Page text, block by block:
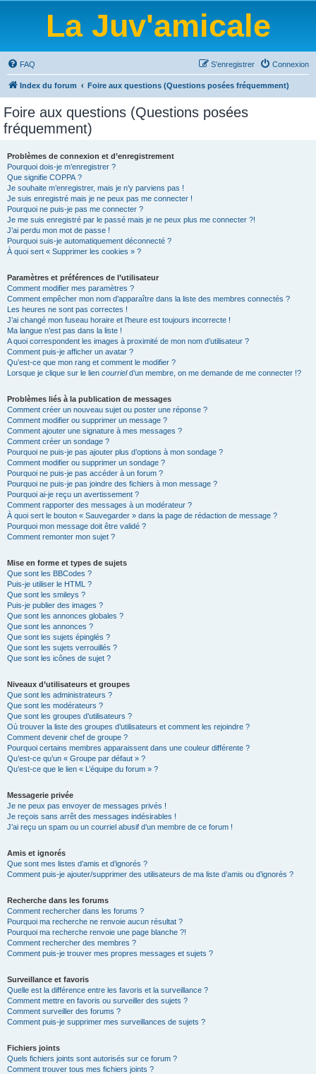
La Juv'amicale
FAQ Connexion
S’enregistrer
Index du forum Foire aux questions (Questions posées fréquemment)
Foire aux questions (Questions posées
fréquemment)
Problèmes de connexion et d’enregistrement
Pourquoi dois-je m’enregistrer ?
Que signifie COPPA ?
Je souhaite m’enregistrer, mais je n’y parviens pas !
Je suis enregistré mais je ne peux pas me connecter !
Pourquoi ne puis-je pas me connecter ?
Je me suis enregistré par le passé mais je ne peux plus me connecter ?!
J’ai perdu mon mot de passe !
Pourquoi suis-je automatiquement déconnecté ?
À quoi sert « Supprimer les cookies » ?
Paramètres et préférences de l’utilisateur
Comment modifier mes paramètres ?
Comment empêcher mon nom d’apparaître dans la liste des membres connectés ?
Les heures ne sont pas correctes !
J’ai changé mon fuseau horaire et l’heure est toujours incorrecte !
Ma langue n’est pas dans la liste !
A quoi correspondent les images à proximité de mon nom d’utilisateur ?
Comment puis-je afficher un avatar ?
Qu’est-ce que mon rang et comment le modifier ?
Lorsque je clique sur le lien courrield’un membre, on me demande de me connecter !?
Problèmes liés à la publication de messages
Comment créer un nouveau sujet ou poster une réponse ?
Comment modifier ou supprimer un message ?
Comment ajouter une signature à mes messages ?
Comment créer un sondage ?
Pourquoi ne puis-je pas ajouter plus d’options à mon sondage ?
Comment modifier ou supprimer un sondage ?
Pourquoi ne puis-je pas accéder à un forum ?
Pourquoi ne puis-je pas joindre des fichiers à mon message ?
Pourquoi ai-je reçu un avertissement ?
Comment rapporter des messages à un modérateur ?
À quoi sert le bouton « Sauvegarder » dans la page de rédaction de message ?
Pourquoi mon message doit être validé ?
Comment remonter mon sujet ?
Mise en forme et types de sujets
Que sont les BBCodes ?
Puis-je utiliser le HTML ?
Que sont les smileys ?
Puis-je publier des images ?
Que sont les annonces globales ?
Que sont les annonces ?
Que sont les sujets épinglés ?
Que sont les sujets verrouillés ?
Que sont les icônes de sujet ?
Niveaux d’utilisateurs et groupes
Que sont les administrateurs ?
Que sont les modérateurs ?
Que sont les groupes d’utilisateurs ?
Où trouver la liste des groupes d’utilisateurs et comment les rejoindre ?
Comment devenir chef de groupe ?
Pourquoi certains membres apparaissent dans une couleur différente ?
Qu’est-ce qu’un « Groupe par défaut » ?
Qu’est-ce que le lien « L’équipe du forum » ?
Messagerie privée
Je ne peux pas envoyer de messages privés !
Je reçois sans arrêt des messages indésirables !
J’ai reçu un spam ou un courriel abusif d’un membre de ce forum !
Amis et ignorés
Que sont mes listes d’amis et d’ignorés ?
Comment puis-je ajouter/supprimer des utilisateurs de ma liste d’amis ou d’ignorés ?
Recherche dans les forums
Comment rechercher dans les forums ?
Pourquoi ma recherche ne renvoie aucun résultat ?
Pourquoi ma recherche renvoie une page blanche ?!
Comment rechercher des membres ?
Comment puis-je trouver mes propres messages et sujets ?
Surveillance et favoris
Quelle est la différence entre les favoris et la surveillance ?
Comment mettre en favoris ou surveiller des sujets ?
Comment surveiller des forums ?
Comment puis-je supprimer mes surveillances de sujets ?
Fichiers joints
Quels fichiers joints sont autorisés sur ce forum ?
Comment trouver tous mes fichiers joints ?